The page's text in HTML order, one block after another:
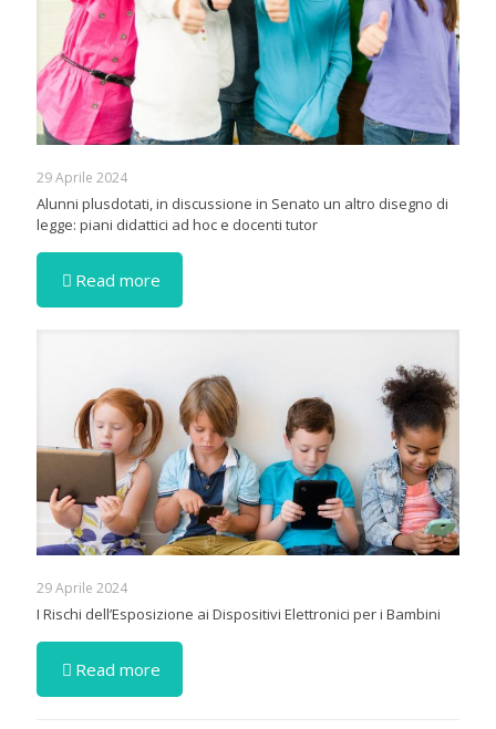
29 Aprile 2024
Alunni plusdotati, in discussione in Senato un altro disegno di
legge: piani didattici ad hoc e docenti tutor
Read more
29 Aprile 2024
I Rischi dell’Esposizione ai Dispositivi Elettronici per i Bambini
Read more